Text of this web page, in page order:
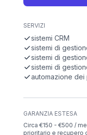
SERVIZI
sistemi CRM
sistemi di
sistemi di
sistemi di
automazione dei
GARANZIA ESTESA
Circa €150 - €500 /
prioritario e recupero